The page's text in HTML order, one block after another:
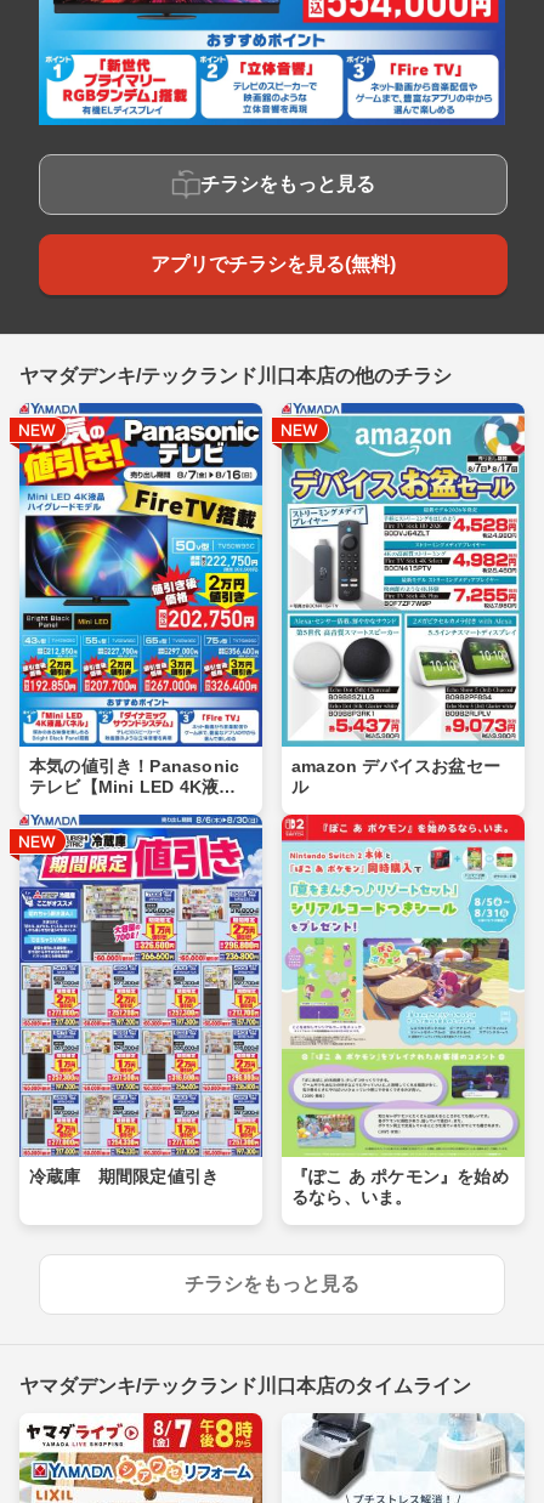
チラシをもっと見る
アプリでチラシを見る(無料)
ヤマダデンキ/テックランド川口本店の他のチラシ
本気の値引き！Panasonic
テレビ【Mini LED 4K液
amazon デバイスお盆セー
ル
冷蔵庫 期間限定値引き
『ぽこ あ ポケモン』を始め
るなら、いま。
チラシをもっと見る
ヤマダデンキ/テックランド川口本店のタイムライン